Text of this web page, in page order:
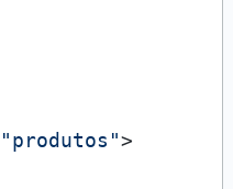
"produtos">